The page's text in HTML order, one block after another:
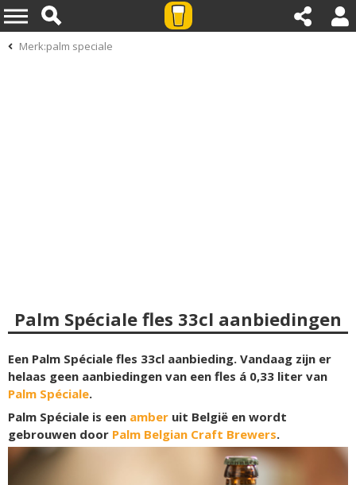
Merk:palm speciale
Palm Spéciale fles 33cl aanbiedingen
Een Palm Spéciale fles 33cl aanbieding. Vandaag zijn er
helaas geen aanbiedingen van een fles á 0,33 liter van
Palm Spéciale.
Palm Spéciale is een amber uit België en wordt
gebrouwen door Palm Belgian Craft Brewers.